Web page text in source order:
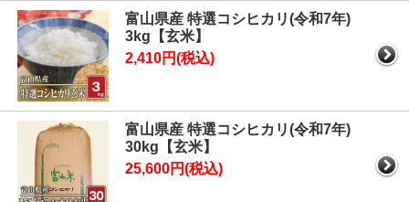
富山県産 特選コシヒカリ(令和7年)
3kg【玄米】
2,410円(税込)
富山県産 特選コシヒカリ(令和7年)
30kg【玄米】
25,600円(税込)